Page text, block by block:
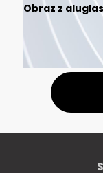
Obraz z